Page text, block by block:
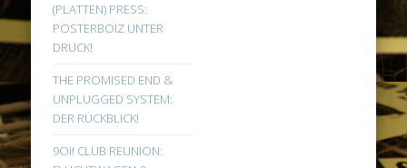
(PLATTEN) PRESS:
POSTERBOIZ UNTER
DRUCK!
THE PROMISED END &
UNPLUGGED SYSTEM:
DER RÜCKBLICK!
9Oi! CLUB REUNION: